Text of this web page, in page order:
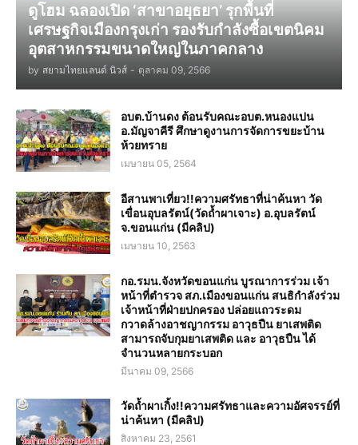
ดูโฮม ฉลองเปิด ‘สาขาอยุธยา’ รุกพื้นที่
เศรษฐกิจเมืองกรุงเก่า รองรับกำลังซื้อเขตนิคม
อุตสาหกรรมขนาดใหญ่ในภาคกลาง
by สยามไทยแลนด์ นิวส์ - ตุลาคม 09, 2566
อบต.บ้านดง ต้อนรับคณะอบต.หนองแปน
อ.มัญจาคีรี ศึกษาดูงานการจัดการขยะบ้าน
ห้วยทราย
เมษายน 05, 2564
อีสานพาเที่ยว!!ความศรัทธาที่น่าค้นหา วัด
เขื่อนอุบลรัตน์(วัดถ้ำผาเจาะ) อ.อุบลรัตน์
จ.ขอนแก่น (มีคลิป)
เมษายน 10, 2563
กอ.รมน.จังหวัดขอนแก่น บูรณาการร่วม เจ้า
หน้าที่ตำรวจ สภ.เมืองขอนแก่น สนธิกำลังร่วม
เจ้าหน้าที่ฝ่ายปกครอง ปล่อยแถวระดม
กวาดล้างอาชญากรรม อาวุธปืน ยาเสพติด
สามารถจับกุมยาเสพติด และ อาวุธปืน ได้
จำนวนหลายกระบอก
มีนาคม 09, 2566
วัดถ้ำผาเกิ้ง!!ความศรัทธาและความอัศจรรย์ที่
น่าค้นหา (มีคลิป)
สิงหาคม 23, 2561